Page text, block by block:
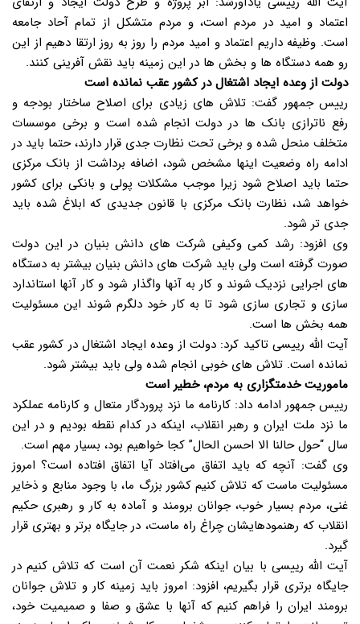
اعتماد و امید در مردم است، و مردم متشکل از تمام آحاد جامعه
است. وظیفه داریم اعتماد و امید مردم را روز به روز ارتقا دهیم از این
رو همه دستگاه ها و بخش ها در این زمینه باید نقش آفرینی کنند.
دولت از وعده ایجاد اشتغال در کشور عقب نمانده است
رییس جمهور گفت: تلاش های زیادی برای اصلاح ساختار بودجه و
رفع ناترازی بانک ها در دولت انجام شده است و برخی موسسات
متخلف منحل شده و برخی تحت نظارت جدی قرار دارند، حتما باید در
ادامه راه وضعیت اینها مشخص شود، اضافه برداشت از بانک مرکزی
حتما باید اصلاح شود زیرا موجب مشکلات پولی و بانکی برای کشور
خواهد شد، نظارت بانک مرکزی با قانون جدیدی که ابلاغ شده باید
جدی تر شود.
وی افزود: رشد کمی وکیفی شرکت های دانش بنیان در این دولت
صورت گرفته است ولی باید شرکت های دانش بنیان بیشتر به دستگاه
های اجرایی نزدیک شوند و کار به آنها واگذار شود و کار آنها استاندارد
سازی و تجاری سازی شود تا به کار خود دلگرم شوند این مسئولیت
همه بخش ها است.
آیت الله رییسی تاکید کرد: دولت از وعده ایجاد اشتغال در کشور عقب
نمانده است. تلاش های خوبی انجام شده ولی باید بیشتر شود.
ماموریت خدمتگزاری به مردم، خطیر است
رییس جمهور ادامه داد: کارنامه ما نزد پروردگار متعال و کارنامه عملکرد
ما نزد ملت ایران و رهبر انقلاب، اینکه در کدام نقطه بودیم و در این
سال “حول حالنا الا احسن الحال” کجا خواهیم بود، بسیار مهم است.
وی گفت: آنچه که باید اتفاق می‌افتاد آیا اتفاق افتاده است؟ امروز
مسئولیت ماست که تلاش کنیم کشور بزرگ ما، با وجود منابع و ذخایر
غنی، مردم بسیار خوب، جوانان برومند و آماده به کار و رهبری حکیم
انقلاب که رهنمودهایشان چراغ راه ماست، در جایگاه برتر و بهتری قرار
گیرد.
آیت الله رییسی با بیان اینکه شکر نعمت آن است که تلاش کنیم در
جایگاه برتری قرار بگیریم، افزود: امروز باید زمینه کار و تلاش جوانان
برومند ایران را فراهم کنیم که آنها با عشق و صفا و صمیمیت خود،